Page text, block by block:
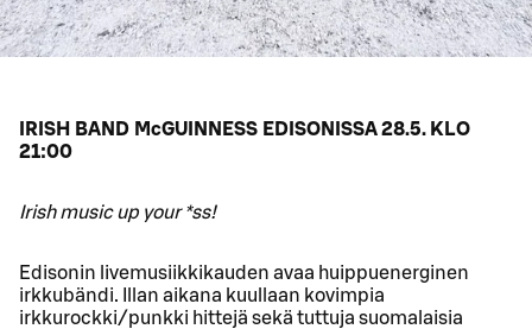
IRISH BAND McGUINNESS EDISONISSA 28.5. KLO
21:00
Irish music up your *ss!
Edisonin livemusiikkikauden avaa huippuenerginen
irkkubändi. Illan aikana kuullaan kovimpia
irkkurockki/punkki hittejä sekä tuttuja suomalaisia